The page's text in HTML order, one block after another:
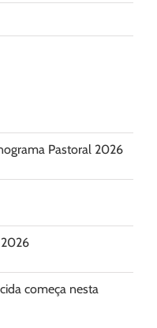
Pastoral 2026
começa nesta